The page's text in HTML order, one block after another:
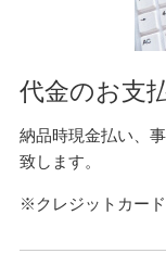
代金のお支
納品時現金払い、
致します。
※クレジットカード